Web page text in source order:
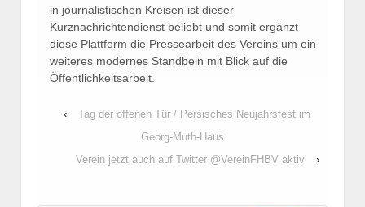
in journalistischen Kreisen ist dieser
Kurznachrichtendienst beliebt und somit ergänzt
diese Plattform die Pressearbeit des Vereins um ein
weiteres modernes Standbein mit Blick auf die
Öffentlichkeitsarbeit.
‹
Tag der offenen Tür / Persisches Neujahrsfest im
Georg-Muth-Haus
Verein jetzt auch auf Twitter @VereinFHBV aktiv
›